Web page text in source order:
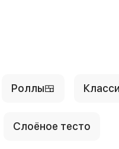
Роллы🍱
Слоёное тесто